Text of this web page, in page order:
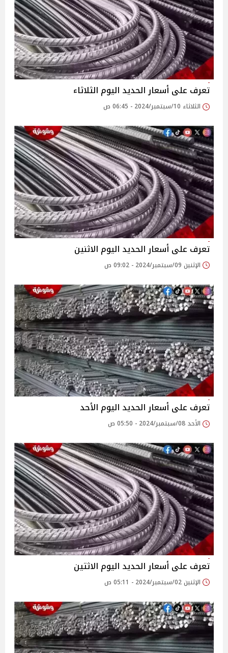
تعرف على أسعار الحديد اليوم الثلاثاء
الثلاثاء 10/سبتمبر/2024 - 06:45 ص
تعرف على أسعار الحديد اليوم الاثنين
الإثنين 09/سبتمبر/2024 - 09:02 ص
تعرف على أسعار الحديد اليوم الأحد
الأحد 08/سبتمبر/2024 - 05:50 ص
تعرف على أسعار الحديد اليوم الاثتين
الإثنين 02/سبتمبر/2024 - 05:11 ص